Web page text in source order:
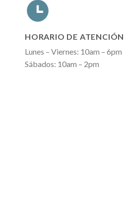
HORARIO DE ATENCIÓN
Lunes – Viernes: 10am – 6pm
Sábados: 10am – 2pm